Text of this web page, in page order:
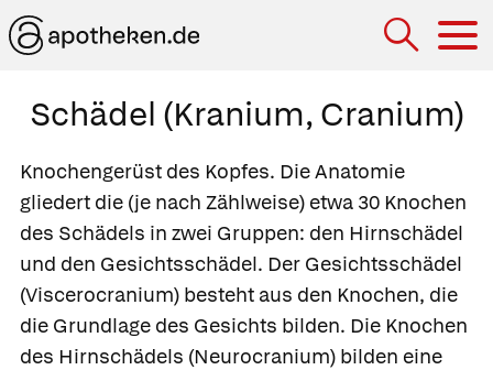
Schädel (Kranium, Cranium)
Knochengerüst des Kopfes. Die Anatomie
gliedert die (je nach Zählweise) etwa 30 Knochen
des Schädels in zwei Gruppen: den Hirnschädel
und den Gesichtsschädel. Der Gesichtsschädel
(Viscerocranium) besteht aus den Knochen, die
die Grundlage des Gesichts bilden. Die Knochen
des Hirnschädels (Neurocranium) bilden eine